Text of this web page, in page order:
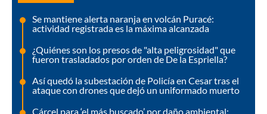
Se mantiene alerta naranja en volcán Puracé:
actividad registrada es la máxima alcanzada
¿Quiénes son los presos de "alta peligrosidad" que
fueron trasladados por orden de De la Espriella?
Así quedó la subestación de Policía en Cesar tras el
ataque con drones que dejó un uniformado muerto
Cárcel para ‘el más buscado’ por daño ambiental: